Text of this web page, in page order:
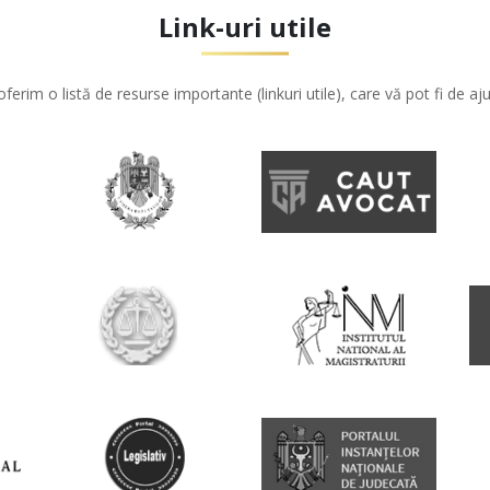
Link-uri utile
o listă de resurse importante (linkuri utile), care vă pot fi de